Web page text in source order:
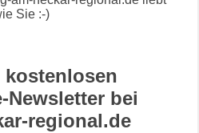
Sie :-)
Newsletter bei
regional.de